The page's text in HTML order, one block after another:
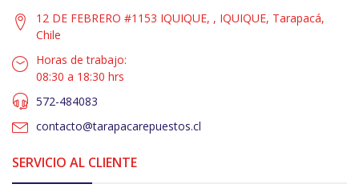
12 DE FEBRERO #1153 IQUIQUE, , IQUIQUE, Tarapacá,
Chile
Horas de trabajo:
08:30 a 18:30 hrs
572-484083
contacto@tarapacarepuestos.cl
SERVICIO AL CLIENTE